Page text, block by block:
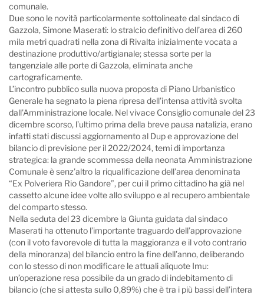
comunale.
Due sono le novità particolarmente sottolineate dal sindaco di
Gazzola, Simone Maserati: lo stralcio definitivo dell’area di 260
mila metri quadrati nella zona di Rivalta inizialmente vocata a
destinazione produttivo/artigianale; stessa sorte per la
tangenziale alle porte di Gazzola, eliminata anche
cartograficamente.
L’incontro pubblico sulla nuova proposta di Piano Urbanistico
Generale ha segnato la piena ripresa dell’intensa attività svolta
dall’Amministrazione locale. Nel vivace Consiglio comunale del 23
dicembre scorso, l’ultimo prima della breve pausa natalizia, erano
infatti stati discussi aggiornamento al Dup e approvazione del
bilancio di previsione per il 2022/2024, temi di importanza
strategica: la grande scommessa della neonata Amministrazione
Comunale è senz’altro la riqualificazione dell’area denominata
“Ex Polveriera Rio Gandore”, per cui il primo cittadino ha già nel
cassetto alcune idee volte allo sviluppo e al recupero ambientale
del comparto stesso.
Nella seduta del 23 dicembre la Giunta guidata dal sindaco
Maserati ha ottenuto l’importante traguardo dell’approvazione
(con il voto favorevole di tutta la maggioranza e il voto contrario
della minoranza) del bilancio entro la fine dell’anno, deliberando
con lo stesso di non modificare le attuali aliquote Imu:
un’operazione resa possibile da un grado di indebitamento di
bilancio (che si attesta sullo 0,89%) che è tra i più bassi dell’intera